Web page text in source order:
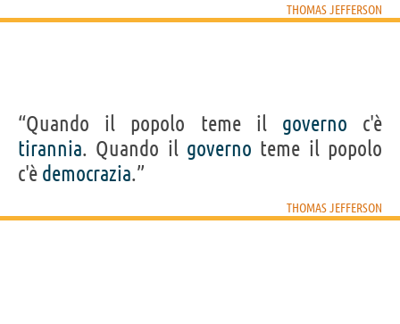
THOMAS JEFFERSON
“Quando il popolo teme il governo c'è
tirannia. Quando il governo teme il popolo
c'è democrazia.”
THOMAS JEFFERSON